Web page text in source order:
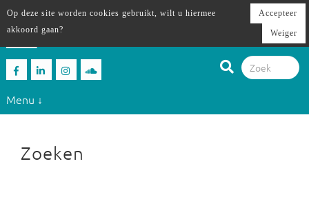
Menu ↓
Zoeken
Op deze site worden cookies gebruikt, wilt u hiermee
akkoord gaan?
Accepteer
Weiger